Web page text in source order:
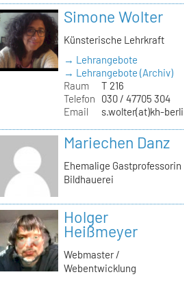
Simone Wolter
Künsterische Lehrkraft
→ Lehrangebote
→ Lehrangebote (Archiv)
Raum
T 216
Telefon
030 / 47705 304
Email
s.wolter(at)kh-
Mariechen Danz
Ehemalige Gastprofessorin
Bildhauerei
Holger
Heißmeyer
Webmaster /
Webentwicklung